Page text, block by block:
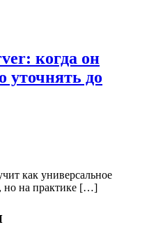
когда он
уточнять до
как универсальное
но на практике […]